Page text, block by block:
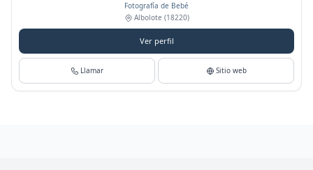
Fotografía de Bebé
Albolote (18220)
Ver perfil
Llamar Sitio web